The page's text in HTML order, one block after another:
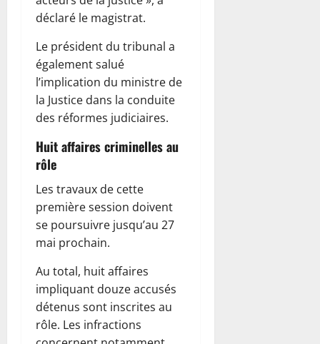
déclaré le magistrat.
Le président du tribunal a
également salué
l’implication du ministre de
la Justice dans la conduite
des réformes judiciaires.
Huit affaires criminelles au
rôle
Les travaux de cette
première session doivent
se poursuivre jusqu’au 27
mai prochain.
Au total, huit affaires
impliquant douze accusés
détenus sont inscrites au
rôle. Les infractions